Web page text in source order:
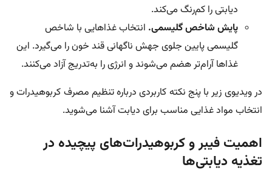
دیابتی را کم‌رنگ می‌کند.
پایش شاخص گلیسمی. انتخاب غذاهایی با شاخص
گلیسمی پایین جلوی جهش ناگهانی قند خون را می‌گیرد. این
غذاها آرام‌تر هضم می‌شوند و انرژی را به‌تدریج آزاد می‌کنند.
در ویدیوی زیر با پنج نکته کاربردی درباره تنظیم مصرف کربوهیدرات و
انتخاب مواد غذایی مناسب برای دیابت آشنا می‌شوید.
اهمیت فیبر و کربوهیدرات‌های پیچیده در
تغذیه دیابتی‌ها